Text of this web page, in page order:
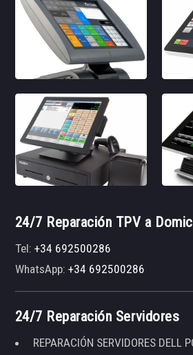
24/7 Reparación TPV a
Tel:+34 692500286
WhatsApp:+34 692500286
24/7 Reparación Servidores
REPARACIÓN SERVIDORES DELL